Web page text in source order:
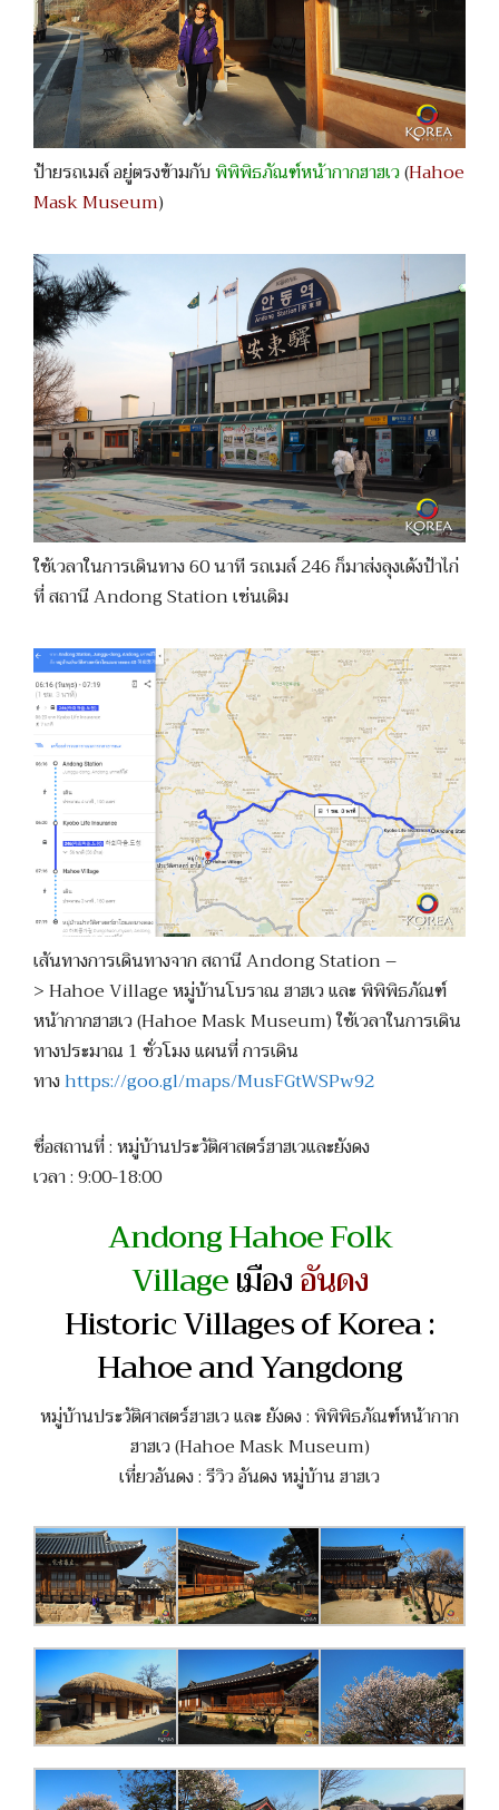
ป้ายรถเมล์ อยู่ตรงข้ามกับพิพิพิธภัณฑ์หน้ากากฮาฮเว(Hahoe
Mask Museum)
ใช้เวลาในการเดินทาง 60 นาที รถเมล์ 246 ก็มาส่งลุงเด้งป้าไก่
ที่ สถานี Andong Station เช่นเดิม
เส้นทางการเดินทางจาก สถานี Andong Station –
> Hahoe Village หมู่บ้านโบราณ ฮาฮเว และ พิพิพิธภัณฑ์
หน้ากากฮาฮเว (Hahoe Mask Museum) ใช้เวลาในการเดิน
ทางประมาณ 1 ชั่วโมง แผนที่ การเดิน
ทางhttps://goo.gl/maps/MusFGtWSPw92
ชื่อสถานที่ : หมู่บ้านประวัติศาสตร์ฮาฮเวและยังดง
เวลา : 9:00-18:00
Andong Hahoe Folk
Villageเมืองอันดง
Historic Villages of Korea :
Hahoe and Yangdong
หมู่บ้านประวัติศาสตร์ฮาฮเว และ ยังดง : พิพิพิธภัณฑ์หน้ากาก
ฮาฮเว (Hahoe Mask Museum)
เที่ยวอันดง : รีวิว อันดง หมู่บ้าน ฮาฮเว